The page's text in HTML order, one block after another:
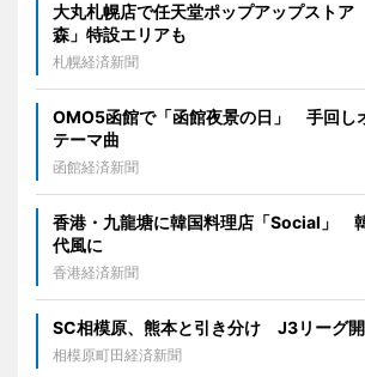
大丸札幌店で任天堂ポップアップスト
森」特設エリアも
札幌経済新聞
OMO5函館で「函館夜景の日」 手回し
テーマ曲
函館経済新聞
香港・九龍塘に韓国料理店「Social」
代風に
香港経済新聞
SC相模原、熊本と引き分け J3リーグ
相模原町田経済新聞